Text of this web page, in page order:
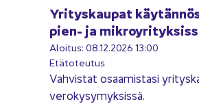
Yri­tys­kau­pat
pien- ja
Aloi­tus: 08.12.2026 13:00
Etä­to­teu­tus
Vah­vis­tat osaa­mis­ta­si
ve­ro­ky­sy­myk­sis­sä.